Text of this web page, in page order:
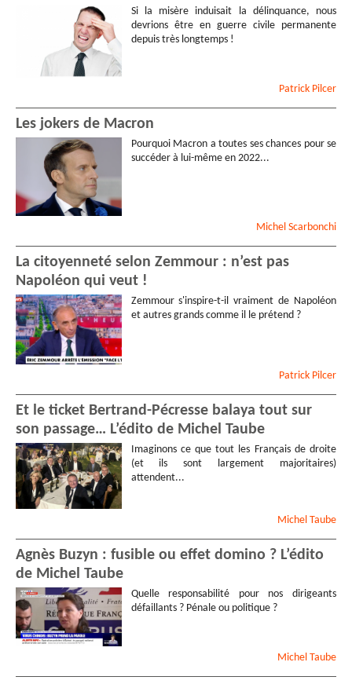
Si la misère induisait la délinquance, nous
devrions être en guerre civile permanente
depuis très longtemps !
Patrick Pilcer
Les jokers de Macron
Pourquoi Macron a toutes ses chances pour se
succéder à lui-même en 2022...
Michel Scarbonchi
La citoyenneté selon Zemmour : n’est pas
Napoléon qui veut !
Zemmour s'inspire-t-il vraiment de Napoléon
et autres grands comme il le prétend ?
Patrick Pilcer
Et le ticket Bertrand-Pécresse balaya tout sur
son passage… L’édito de Michel Taube
Imaginons ce que tout les Français de droite
(et ils sont largement majoritaires)
attendent...
Michel Taube
Agnès Buzyn : fusible ou effet domino ? L’édito
de Michel Taube
Quelle responsabilité pour nos dirigeants
défaillants ? Pénale ou politique ?
Michel Taube